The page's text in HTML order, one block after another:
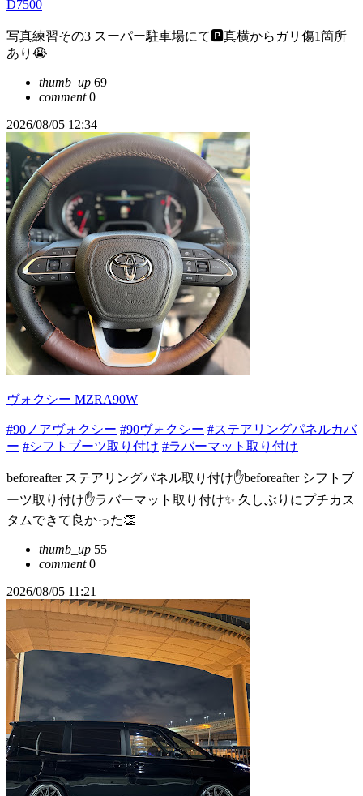
D7500
写真練習その3 スーパー駐車場にて🅿️真横からガリ傷1箇所
あり😭
thumb_up 69
comment0
2026/08/05 12:34
ヴォクシー MZRA90W
#90ノアヴォクシー #90ヴォクシー #ステアリングパネルカバ
ー #シフトブーツ取り付け #ラバーマット取り付け
beforeafter ステアリングパネル取り付け✋beforeafter シフトブ
ーツ取り付け✋ラバーマット取り付け✨ 久しぶりにプチカス
タムできて良かった👏
thumb_up 55
comment0
2026/08/05 11:21